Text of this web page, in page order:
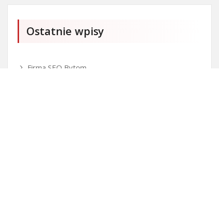
Ostatnie wpisy
Firma SEO Bytom